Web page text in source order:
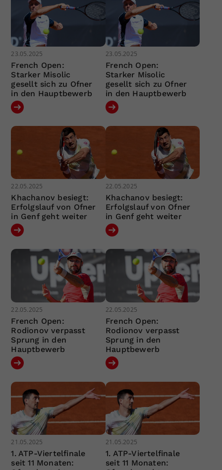
23.05.2025
French Open:
Starker Misolic
gesellt sich zu Ofner
in den Hauptbewerb
23.05.2025
French Open:
Starker Misolic
gesellt sich zu Ofner
in den Hauptbewerb
22.05.2025
Khachanov besiegt:
Erfolgslauf von Ofner
in Genf geht weiter
22.05.2025
Khachanov besiegt:
Erfolgslauf von Ofner
in Genf geht weiter
22.05.2025
French Open:
Rodionov verpasst
Sprung in den
Hauptbewerb
22.05.2025
French Open:
Rodionov verpasst
Sprung in den
Hauptbewerb
21.05.2025
1. ATP-Viertelfinale
seit 11 Monaten:
21.05.2025
1. ATP-Viertelfinale
seit 11 Monaten: